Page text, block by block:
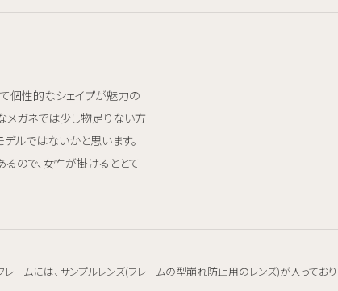
て個性的なシェイプが魅力の
メガネでは少し物足りない方
ルではないかと思います。
ので、女性が掛けるととて
レームには、サンプルレンズ(フレームの型崩れ防止用のレンズ)が入ってお